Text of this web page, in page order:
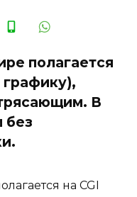
полагается
В
без
на CGI